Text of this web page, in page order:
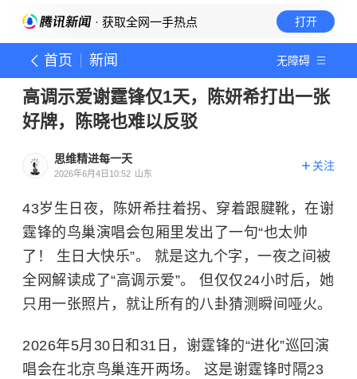
· 获取全网一手热点 打开
首页 新闻 无障碍
高调示爱谢霆锋仅1天，陈妍希打出一张
好牌，陈晓也难以反驳
思维精进每一天
2026年6月4日10:52 山东
关注
43岁生日夜，陈妍希拄着拐、穿着跟腱靴，在谢
霆锋的鸟巢演唱会包厢里发出了一句“也太帅
了！ 生日大快乐”。 就是这九个字，一夜之间被
全网解读成了“高调示爱”。 但仅仅24小时后，她
只用一张照片，就让所有的八卦猜测瞬间哑火。
2026年5月30日和31日，谢霆锋的“进化”巡回演
唱会在北京鸟巢连开两场。 这是谢霆锋时隔23